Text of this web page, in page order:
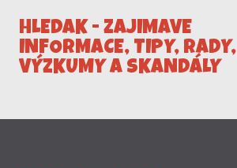
Přeskočit na hlavní obsah
HLEDÁK - ZAJÍMAVÉ
INFORMACE, TIPY, RADY,
VÝZKUMY A SKANDÁLY